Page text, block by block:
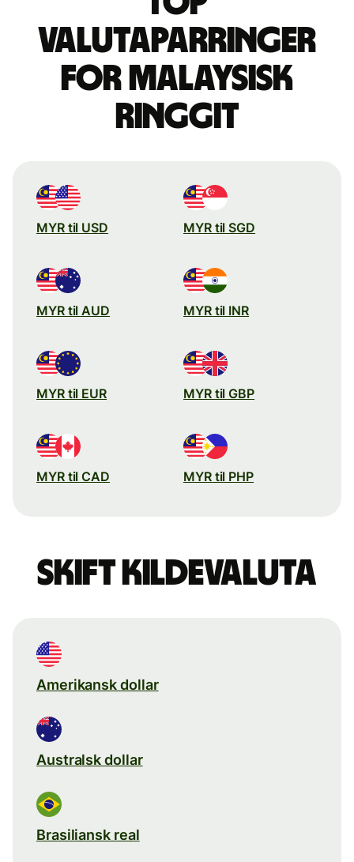
valutaparringer
for malaysisk
ringgit
MYR til USD MYR til SGD
MYR til AUD MYR til INR
MYR til EUR MYR til GBP
MYR til CAD MYR til PHP
Skift kildevaluta
Amerikansk dollar
Australsk dollar
Brasiliansk real